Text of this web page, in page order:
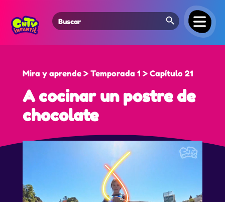
Search
for:
Search Button
Mira y aprende > Temporada 1 > Capítulo 21
A cocinar un postre de
chocolate